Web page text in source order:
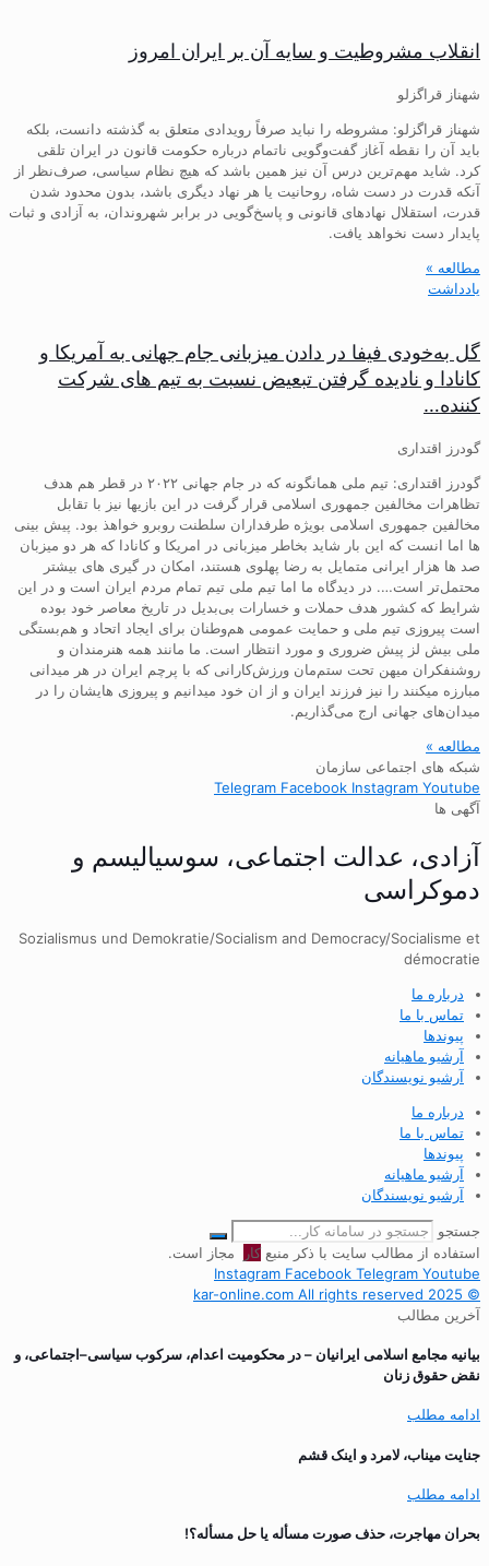
انقلاب مشروطیت و سایه آن بر ایران امروز
شهناز قراگزلو
شهناز قراگزلو: مشروطه را نباید صرفاً رویدادی متعلق به گذشته دانست، بلکه
باید آن را نقطه آغاز گفت‌وگویی ناتمام درباره حکومت قانون در ایران تلقی
کرد. شاید مهم‌ترین درس آن نیز همین باشد که هیچ نظام سیاسی، صرف‌نظر از
آنکه قدرت در دست شاه، روحانیت یا هر نهاد دیگری باشد، بدون محدود شدن
قدرت، استقلال نهادهای قانونی و پاسخ‌گویی در برابر شهروندان، به آزادی و ثبات
پایدار دست نخواهد یافت.
مطالعه »
یادداشت
گل به‌خودی فیفا در دادن میزبانی جام جهانی به آمریکا و
کانادا و نادیده گرفتن تبعیض نسبت به تیم های شرکت
کننده…
گودرز اقتداری
گودرز اقتداری: تیم ملی همانگونه که در جام جهانی ۲۰۲۲ در قطر هم هدف
تظاهرات مخالفین جمهوری اسلامی قرار گرفت در این بازیها نیز با تقابل
مخالفین جمهوری اسلامی بویژه طرفداران سلطنت روبرو خواهذ بود. پیش بینی
ها اما انست که این بار شاید بخاطر میزبانی در امریکا و کانادا که هر دو میزبان
صد ها هزار ایرانی متمایل به رضا پهلوی هستند، امکان در گیری های بیشتر
محتمل‌تر است…. در دیدگاه ما اما تیم ملی تیم تمام مردم ایران است و در این
شرایط که کشور هدف حملات و خسارات بی‌بدیل در تاریخ معاصر خود بوده
است پیروزی تیم ملی و حمایت عمومی هم‌وطنان برای ایجاد اتحاد و هم‌بستگی
ملی بیش لز پیش ضروری و مورد انتظار است. ما مانند همه هنرمندان و
روشنفکران میهن تحت ستم‌مان ورزش‌کارانی که با پرچم ایران در هر میدانی
مبارزه میکنند را نیز فرزند ایران و از ان خود میدانیم و پیروزی هایشان را در
میدان‌های جهانی ارج می‌گذاریم.
مطالعه »
شبکه های اجتماعی سازمان
Telegram Facebook Instagram Youtube
آگهی ها
آزادی، عدالت اجتماعی، سوسیالیسم و
دموکراسی
Sozialismus und Demokratie/Socialism and Democracy/Socialisme et
démocratie
درباره ما
تماس با ما
پیوندها
آرشیو ماهیانه
آرشیو نویسندگان
درباره ما
تماس با ما
پیوندها
آرشیو ماهیانه
آرشیو نویسندگان
جستجو
استفاده از مطالب سایت با ذکر منبعکار
مجاز است.
Instagram Facebook Telegram Youtube
© 2025 kar-online.com All rights reserved
آخرین مطالب
بیانیه مجامع اسلامی ایرانیان – در محکومیت اعدام، سرکوب سیاسی–اجتماعی، و
نقض حقوق زنان
ادامه مطلب
جنایت میناب، لامرد و اینک قشم
ادامه مطلب
بحران مهاجرت‌، حذف صورت مسأله یا حل مسأله؟!